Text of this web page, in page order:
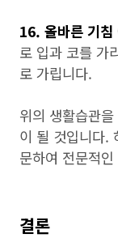
16. 올바른 기침
로 입과 코를 가
로 가립니다.
위의 생활습관
이 될 것입니다.
문하여 전문적
결론